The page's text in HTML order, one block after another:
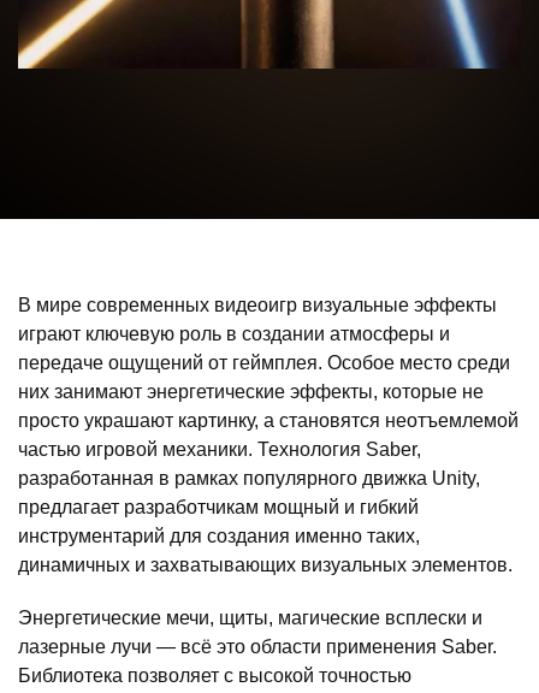
В мире современных видеоигр визуальные эффекты
играют ключевую роль в создании атмосферы и
передаче ощущений от геймплея. Особое место среди
них занимают энергетические эффекты, которые не
просто украшают картинку, а становятся неотъемлемой
частью игровой механики. Технология Saber,
разработанная в рамках популярного движка Unity,
предлагает разработчикам мощный и гибкий
инструментарий для создания именно таких,
динамичных и захватывающих визуальных элементов.
Энергетические мечи, щиты, магические всплески и
лазерные лучи — всё это области применения Saber.
Библиотека позволяет с высокой точностью